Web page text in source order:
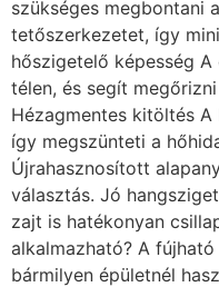
szükséges megbontani
tetőszerkezetet, így
hőszigetelő képesség
télen, és segít
Hézagmentes kitöltés
így megszünteti a
Újrahasznosított
választás. Jó
zajt is hatékonyan
alkalmazható? A
bármilyen épületnél